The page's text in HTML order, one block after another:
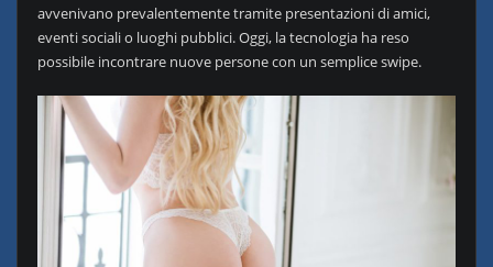
avvenivano prevalentemente tramite presentazioni di amici,
eventi sociali o luoghi pubblici. Oggi, la tecnologia ha reso
possibile incontrare nuove persone con un semplice swipe.